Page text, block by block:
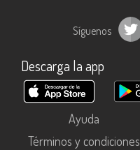
Síguenos
Descarga la app
Ayuda
Términos y condiciones